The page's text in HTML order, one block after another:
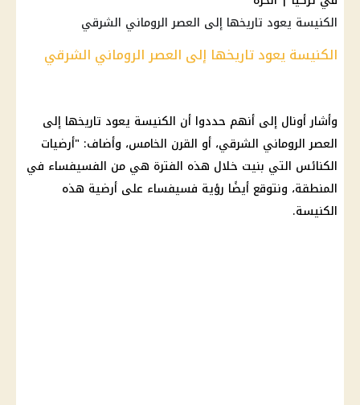
الكنيسة يعود تاريخها إلى العصر الروماني الشرقي
الكنيسة يعود تاريخها إلى العصر الروماني الشرقي
وأشار أونال إلى أنهم حددوا أن الكنيسة يعود تاريخها إلى
العصر الروماني الشرقي، أو القرن الخامس، وأضاف: "أرضيات
الكنائس التي بنيت خلال هذه الفترة هي من الفسيفساء في
المنطقة، ونتوقع أيضًا رؤية فسيفساء على أرضية هذه
الكنيسة.